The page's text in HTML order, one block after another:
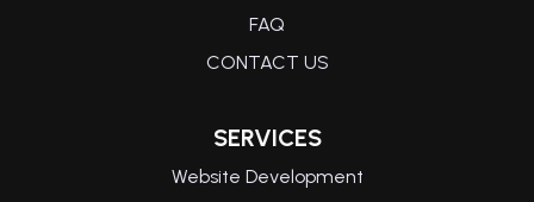
FAQ
CONTACT US
SERVICES
Website Development